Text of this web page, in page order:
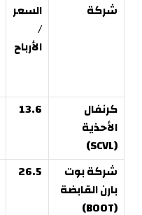
شركة
السعر
/
الأرباح
كرنفال
الأحذية
(SCVL)
13.6
شركة بوت
بارن القابضة
(BOOT)
26.5